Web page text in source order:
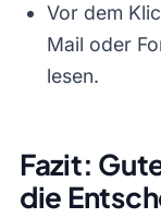
Vor dem
Mail oder
lesen.
Fazit:
die